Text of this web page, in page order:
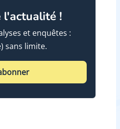
!
et enquêtes :
sans limite.